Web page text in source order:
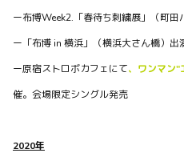
ありがとうございました！ワ
0 0 0
ー布博Week2.「春待ち刺繍展」（町田
ー「布博 in 横浜」（横浜大さん橋）出
ー原宿ストロボカフェにて、ワンマン"
催。会場限定シングル発売
2020年